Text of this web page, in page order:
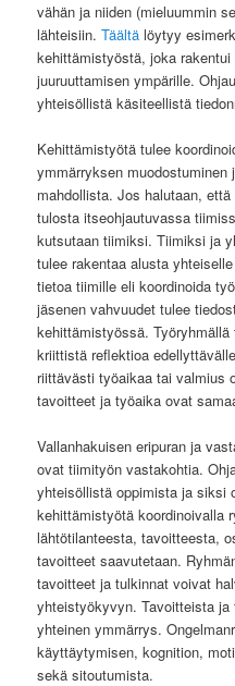
vähän ja niiden (mieluummin
lähteisiin.Täältä löytyy
kehittämistyöstä, joka
juuruuttamisen ympärille.
yhteisöllistä käsiteellistä
Kehittämistyötä tulee
ymmärryksen muodostuminen
mahdollista. Jos halutaan,
tulosta itseohjautuvassa
kutsutaan tiimiksi. Tiimiksi ja
tulee rakentaa alusta
tietoa tiimille eli koordinoida
jäsenen vahvuudet tulee
kehittämistyössä.
kriittistä reflektioa
riittävästi työaikaa tai valmius
tavoitteet ja työaika ovat
Vallanhakuisen eripuran ja
ovat tiimityön vastakohtia.
yhteisöllistä oppimista ja siksi
kehittämistyötä koordinoivalla
lähtötilanteesta, tavoitteesta,
tavoitteet saavutetaan.
tavoitteet ja tulkinnat voivat
yhteistyökyvyn. Tavoitteista
yhteinen ymmärrys.
käyttäytymisen, kognition,
sekä sitoutumista.